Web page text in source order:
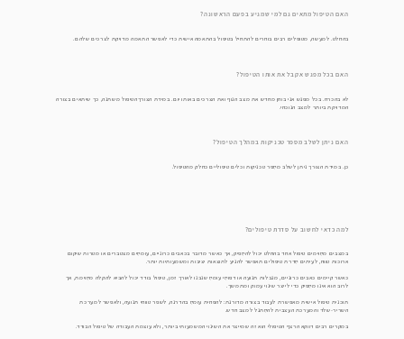
האם הטיפול מתאים גם למי שמגיע בפעם הראשונה?
בהחלט. למעשה, מטופלים רבים בוחרים להתחיל בטיפול בהתאמה אישית כדי לאפשר התאמה מדויקת לצרכים שלהם.
האם בכל מפגש אקבל את אותו הטיפול?
לא בהכרח. בכל מפגש אני בוחן מחדש את מצב הגוף ואת הצרכים באותו יום. במידת הצורךהטיפול משתנה, כך שיתאים בצורה
המדויקת ביותר למצב הנוכחי.
האם ניתן לשלב מספר טכניקות במהלך הטיפול?
כן. במידת הצורך ניתן לשלב מספר טכניקות וכלים טיפוליים כחלק מהטיפול.
למה כדאי לחשוב על סדרת טיפולים?
במצבים מסוימים טיפול אחד בהחלט יכול להספיק, אך כאשר מדובר בכאבים כרוניים, עומסים מצטברים או מטרות שיקום
ארוכות טווח, לעיתים סדרת טיפולים תאפשר להגיע לתוצאות יציבות ומשמעותיות יותר.
כאשר קיימים כאבים כרוניים, מגבלות תנועה או דפוסי עומס שנבנו לאורך זמן, טיפול בודד יכול להביא להקלה מסוימת, אך
לרוב הוא אינו מספיק כדי לייצר שינוי עמוק ומתמשך.
תוכנית טיפול אישית מאפשרת לעבוד בצורה מדורגת: להפחית עומס בהדרגה, לשפר טווחי תנועה, ולאפשר למערכת
השריר-שלד והמערכת העצבית להסתגל למצב חדש.
במקרים רבים דווקא הרצף הטיפולי הוא זה שמייצר את השינוי המשמעותי ביותר, ולא עוצמת העבודה של טיפול הבודד.